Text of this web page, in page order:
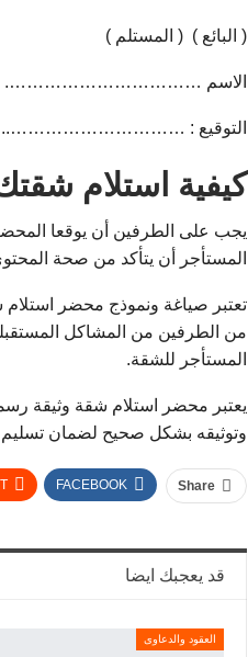
( البائع ) ( المستلم )
الاسم
التوقيع :
كيفية استلام
يجب على الطرفين أن يوقعا
المستأجر أن يتأكد من صحة
تعتبر صياغة ونموذج محضر
من الطرفين من المشاكل
المستأجر للشقة.
يعتبر محضر استلام شقة وثيقة
وتوثيقه بشكل صحيح لضمان
Share
FACEBOOK
قد يعجبك ايضا
العقود والدعاوى